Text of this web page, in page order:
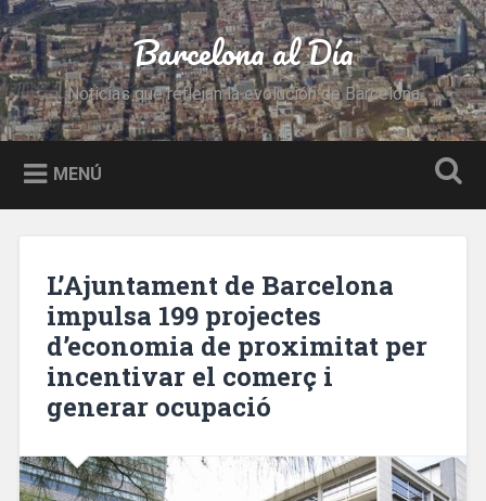
Saltar
al
contenido
Buscar Barcelona al Día
Noticias que reflejan la evolución de Barcelona
MENÚ
L’Ajuntament de Barcelona
impulsa 199 projectes
d’economia de proximitat per
incentivar el comerç i
generar ocupació